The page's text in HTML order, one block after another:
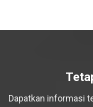
Dapatkan informasi